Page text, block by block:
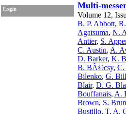
Login Multi-
Volume 12,
B. P. Abbott,
Agatsuma, N.
Antier, S.
C. Austin, A.
D. Barker, K.
B. BÃ©csy, C.
Bilenko, G.
Blair, D. G.
Bouffanais, A.
Brown, S.
Bustillo, T. A.